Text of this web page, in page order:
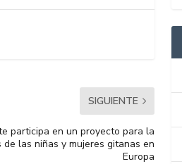
SIGUIENTE
participa en un proyecto para la
las niñas y mujeres gitanas en
Europa